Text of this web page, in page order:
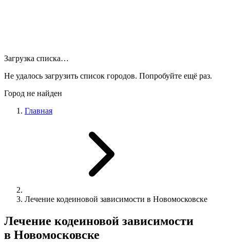
Загрузка списка…
Не удалось загрузить список городов. Попробуйте ещё раз.
Город не найден
Главная
Лечение кодеиновой зависимости в Новомосковске
Лечение кодеиновой зависимости
в Новомосковске